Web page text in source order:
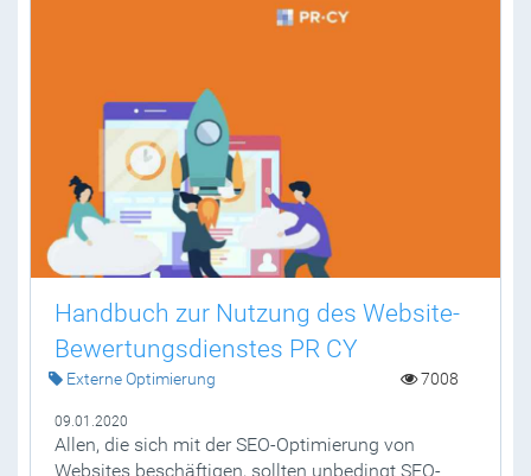
Handbuch zur Nutzung des Website-
Bewertungsdienstes PR CY
Externe Optimierung 7008
09.01.2020
Allen, die sich mit der SEO-Optimierung von
Websites beschäftigen, sollten unbedingt SEO-